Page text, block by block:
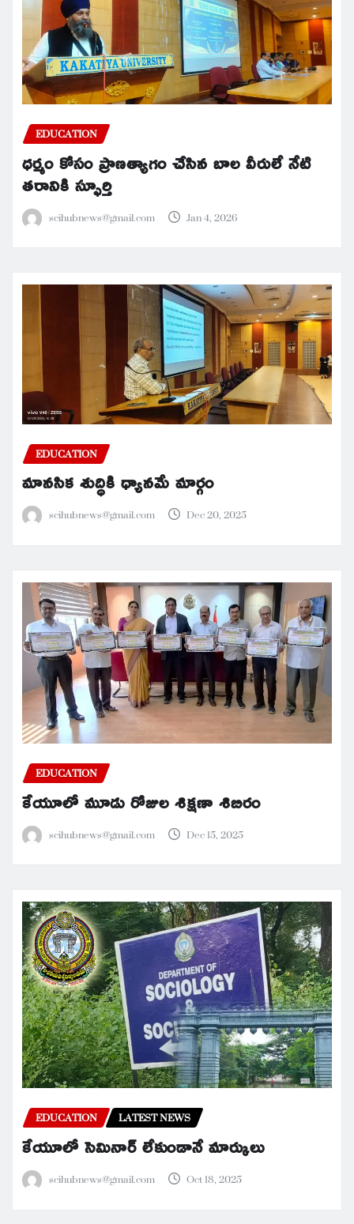
EDUCATION
ధర్మం కోసం ప్రాణత్యాగం చేసిన బాల వీరులే నేటి
తరానికి స్ఫూర్తి
scihubnews@gmail.com Jan 4, 2026
EDUCATION
మానసిక శుద్ధికి ధ్యానమే మార్గం
scihubnews@gmail.com Dec 20, 2025
EDUCATION
కేయూలో మూడు రోజుల శిక్షణా శిబిరం
scihubnews@gmail.com Dec 15, 2025
EDUCATION LATEST NEWS
కేయూలో సెమినార్ లేకుండానే మార్కులు
scihubnews@gmail.com Oct 18, 2025